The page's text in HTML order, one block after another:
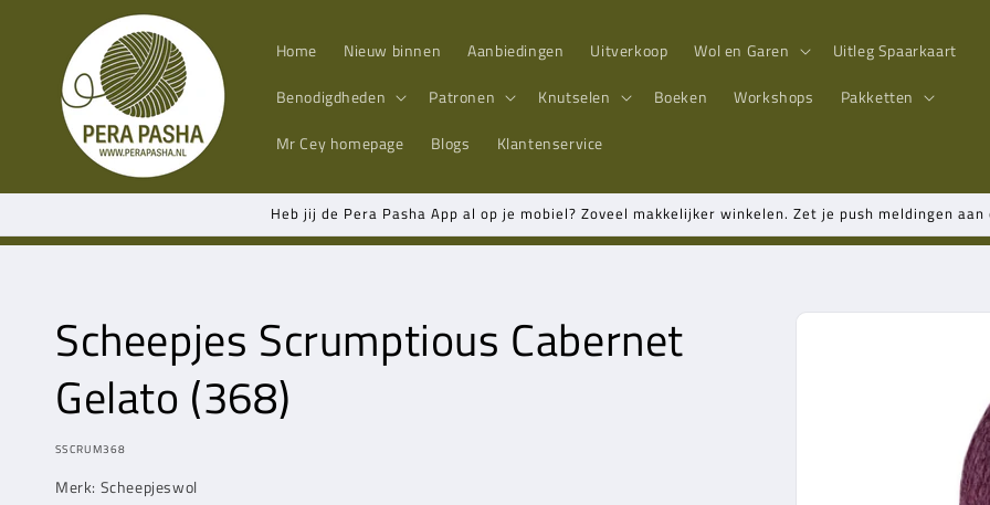
content Home Nieuw binnen Aanbiedingen Uitverkoop Wol en Garen
Uitleg Spaarkaart
Benodigdheden
Patronen Knutselen Boeken Workshops
Pakketten
Mr Cey homepage Blogs Klantenservice
Heb jij de Pera Pasha App al op je mobiel? Zoveel makkelijker winkelen. Zet je push meldingen
Scheepjes Scrumptious Cabernet
Gelato (368)
MODEL:
SSCRUM368
Merk: Scheepjeswol